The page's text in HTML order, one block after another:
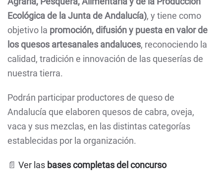
Ecológica de la Junta de Andalucía), y tiene como
objetivo la promoción, difusión y puesta en valor de
los quesos artesanales andaluces, reconociendo la
calidad, tradición e innovación de las queserías de
nuestra tierra.
Podrán participar productores de queso de
Andalucía que elaboren quesos de cabra, oveja,
vaca y sus mezclas, en las distintas categorías
establecidas por la organización.
📄 Ver las bases completas del concurso